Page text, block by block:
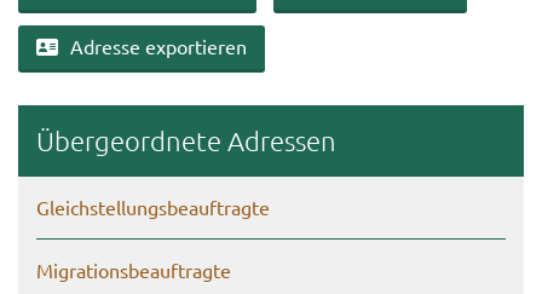
Adres­se ex­por­tie­ren
Über­ge­ord­ne­te Adres­sen
Gleich­stel­lungs­be­auf­trag­te
Mi­gra­ti­ons­be­auf­trag­te